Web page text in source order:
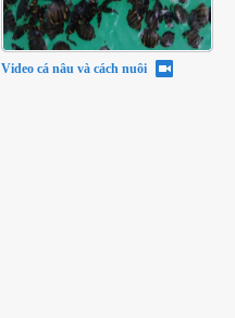
Video cá nâu và cách nuôi